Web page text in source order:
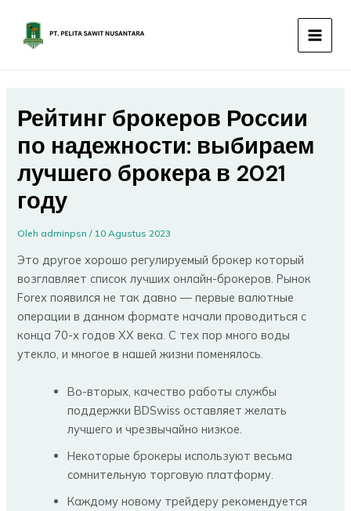
konten
MAIN
Рейтинг брокеров России
по надежности: выбираем
лучшего брокера в 2021
году
Olehadminpsn/ 10 Agustus 2023
Это другое хорошо регулируемый брокер который
возглавляет список лучших онлайн-брокеров. Рынок
Forex появился не так давно — первые валютные
операции в данном формате начали проводиться с
конца 70-х годов XX века. С тех пор много воды
утекло, и многое в нашей жизни поменялось.
Во-вторых, качество работы службы
поддержки BDSwiss оставляет желать
лучшего и чрезвычайно низкое.
Некоторые брокеры используют весьма
сомнительную торговую платформу.
Каждому новому трейдеру рекомендуется